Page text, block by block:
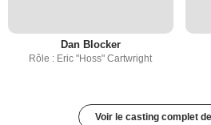
Dan Blocker
Rôle : Eric "Hoss" Cartwright
Voir le casting complet